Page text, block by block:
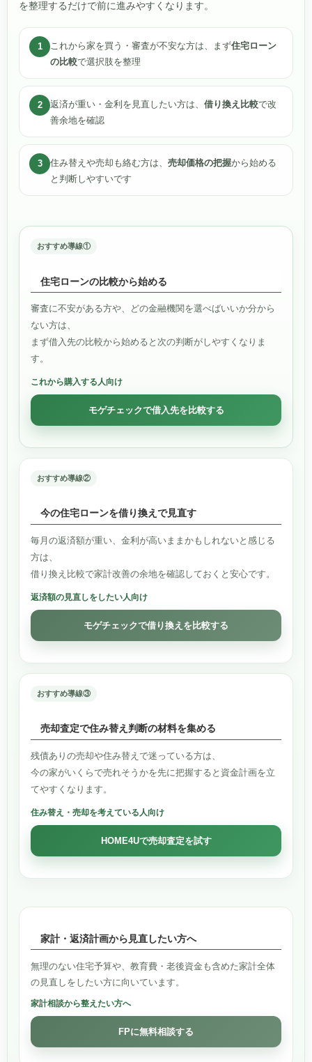
を整理するだけで前に進みやすくなります。
1 これから家を買う・審査が不安な方は、まず住宅ローン
の比較で選択肢を整理
2 返済が重い・金利を見直したい方は、 借り換え比較で改
善余地を確認
3 住み替えや売却も絡む方は、 売却価格の把握から始める
と判断しやすいです
おすすめ導線①
住宅ローンの比較から始める
審査に不安がある方や、どの金融機関を選べばいいか分から
ない方は、
まず借入先の比較から始めると次の判断がしやすくなりま
す。
これから購入する人向け
モゲチェックで借入先を比較する
おすすめ導線②
今の住宅ローンを借り換えで見直す
毎月の返済額が重い、金利が高いままかもしれないと感じる
方は、
借り換え比較で家計改善の余地を確認しておくと安心です。
返済額の見直しをしたい人向け
モゲチェックで借り換えを比較する
おすすめ導線③
売却査定で住み替え判断の材料を集める
残債ありの売却や住み替えで迷っている方は、
今の家がいくらで売れそうかを先に把握すると資金計画を立
てやすくなります。
住み替え・売却を考えている人向け
HOME4Uで売却査定を試す
家計・返済計画から見直したい方へ
無理のない住宅予算や、教育費・老後資金も含めた家計全体
の見直しをしたい方に向いています。
家計相談から整えたい方へ
FPに無料相談する